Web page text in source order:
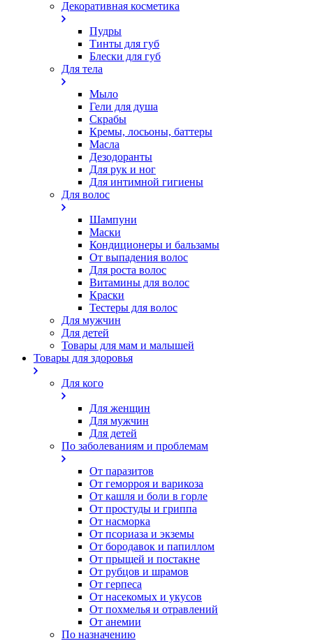
Декоративная косметика
Пудры
Тинты для губ
Блески для губ
Для тела
Мыло
Гели для душа
Скрабы
Кремы, лосьоны, баттеры
Масла
Дезодоранты
Для рук и ног
Для интимной гигиены
Для волос
Шампуни
Маски
Кондиционеры и бальзамы
От выпадения волос
Для роста волос
Витамины для волос
Краски
Тестеры для волос
Для мужчин
Для детей
Товары для мам и малышей
Товары для здоровья
Для кого
Для женщин
Для мужчин
Для детей
По заболеваниям и проблемам
От паразитов
Oт геморроя и варикоза
От кашля и боли в горле
От простуды и гриппа
От насморка
Oт псориаза и экземы
От бородавок и папиллом
От прыщей и постакне
От рубцов и шрамов
От герпеса
От насекомых и укусов
От похмелья и отравлений
От анемии
По назначению